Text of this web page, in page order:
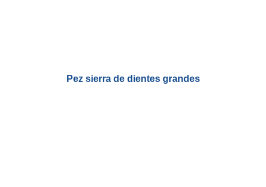
Pez sierra de dientes grandes